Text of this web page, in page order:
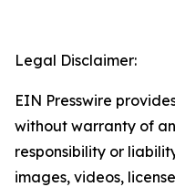
Legal Disclaimer:
EIN Presswire
without warranty of
responsibility or
images, videos,